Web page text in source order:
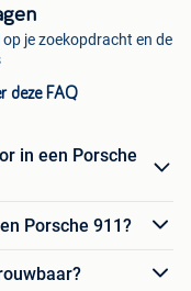
je zoekopdracht en de
deze FAQ
in een Porsche
Porsche 911?